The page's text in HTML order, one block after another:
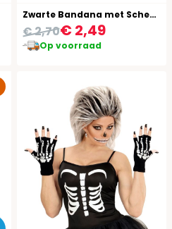
Zwarte Bandana met Schedels
€ 2,49
€ 2,70
Op voorraad